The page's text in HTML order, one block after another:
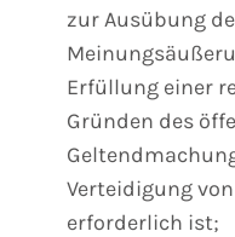
zur Ausübung
Erfüllung einer
Gründen des
Verteidigung
erforderlich ist;